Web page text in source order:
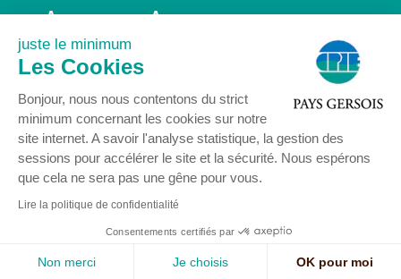
Accueil Association
Agenda
Nous rejoindre
Mentions légales
© COPYRIGHT 2024 - Centre Permanent d’Initiatives pour l’Environnement
Pays Gersois
-Création : SID-Networks/ Tous droits réservés CPIE PAYS
GERSOIS -
Studio à Table-Enfold Theme by Kriesi
juste le minimum
Les Cookies
Bonjour, nous nous contentons du strict
minimum concernant les cookies sur notre
site internet. A savoir l'analyse statistique, la gestion des
sessions pour accélérer le site et la sécurité. Nous espérons
que cela ne sera pas une gêne pour vous.
Lire la politique de confidentialité
Consentements certifiés par
Non merci Je choisis OK pour moi